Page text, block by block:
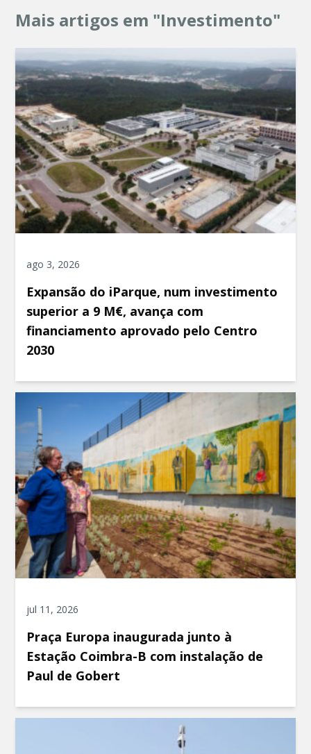
Mais artigos em "Investimento"
ago 3, 2026
Expansão do iParque, num investimento
superior a 9 M€, avança com
financiamento aprovado pelo Centro
2030
jul 11, 2026
Praça Europa inaugurada junto à
Estação Coimbra-B com instalação de
Paul de Gobert